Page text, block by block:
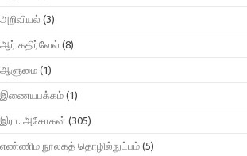
அறிவியல் (3)
ஆர்.கதிர்வேல் (8)
ஆளுமை (1)
இணையபக்கம் (1)
இரா. அசோகன் (305)
எண்ணிம நூலகத் தொழில்நுட்பம் (5)